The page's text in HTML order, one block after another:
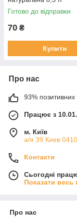
Готово до відправки
70 ₴
Купити
Про нас
93% позитивних
Працює з
м. Київ
а/я 39 Киев
Контакти
Сьогодні
Показати весь
Про нас